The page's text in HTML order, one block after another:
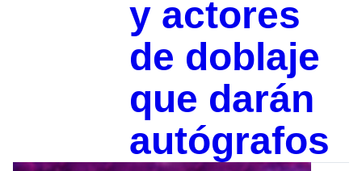
y actores
de doblaje
que darán
autógrafos